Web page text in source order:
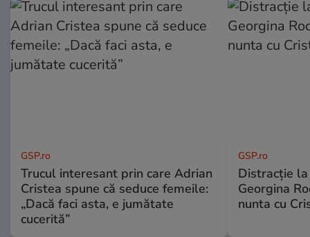
GSP.ro
Trucul interesant prin care Adrian
Cristea spune că seduce femeile:
„Dacă faci asta, e jumătate
cucerită”
GSP.ro
Distracție
Georgina
nunta cu